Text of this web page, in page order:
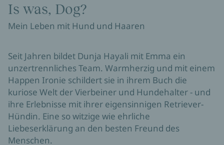
Is was, Dog?
Mein Leben mit Hund und Haaren
Seit Jahren bildet Dunja Hayali mit Emma ein
unzertrennliches Team. Warmherzig und mit einem
Happen Ironie schildert sie in ihrem Buch die
kuriose Welt der Vierbeiner und Hundehalter - und
ihre Erlebnisse mit ihrer eigensinnigen Retriever-
Hündin. Eine so witzige wie ehrliche
Liebeserklärung an den besten Freund des
Menschen.